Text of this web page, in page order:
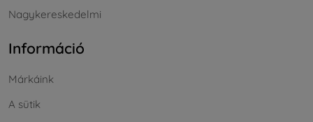
Nagykereskedelmi
Információ
Márkáink
A sütik